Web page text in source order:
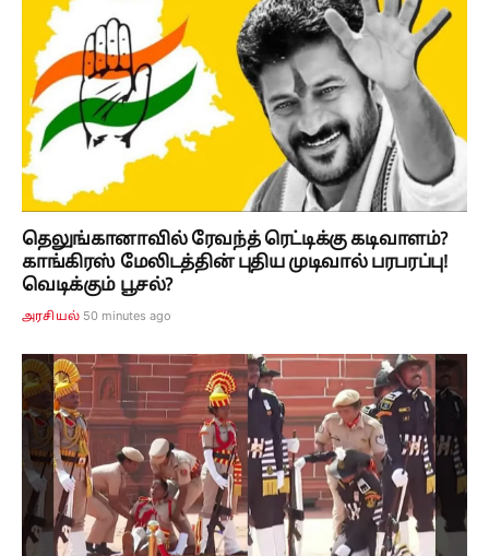
தெலுங்கானாவில் ரேவந்த் ரெட்டிக்கு கடிவாளம்?
காங்கிரஸ் மேலிடத்தின் புதிய முடிவால் பரபரப்பு!
வெடிக்கும் பூசல்?
அரசியல் 50 minutes ago